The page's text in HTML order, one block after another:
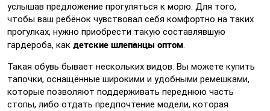
услышав предложение прогуляться к морю. Для того,
чтобы ваш ребёнок чувствовал себя комфортно на таких
прогулках, нужно приобрести такую составлявшую
гардероба, как детские шлепанцы оптом.
Такая обувь бывает нескольких видов. Вы можете купить
тапочки, оснащённые широкими и удобными ремешками,
которые позволяют поддерживать переднюю часть
стопы, либо отдать предпочтение модели, которая